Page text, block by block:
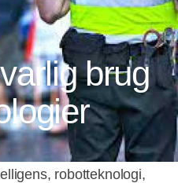
brug
robotteknologi,